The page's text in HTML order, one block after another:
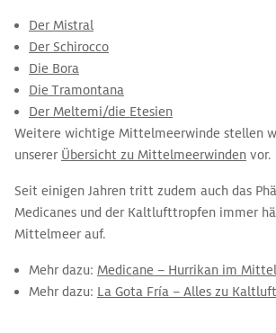
Der Mistral
Der Schirocco
Die Bora
Die Tramontana
Der Meltemi/die Etesien
Weitere wichtige Mittelmeerwinde stellen
unserer Übersicht zu Mittelmeerwinden vor.
Seit einigen Jahren tritt zudem auch das
Medicanes und der Kaltlufttropfen immer
Mittelmeer auf.
Mehr dazu: Medicane – Hurrikan im
Mehr dazu: La Gota Fría – Alles zu